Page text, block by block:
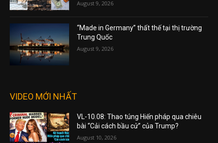
August 9, 2026
“Made in Germany” thất thế tại thị trường
Trung Quốc
August 9, 2026
VIDEO MỚI NHẤT
VL-10.08: Thao túng Hiến pháp qua chiêu
bài “Cải cách bầu cử” của Trump?
August 10, 2026